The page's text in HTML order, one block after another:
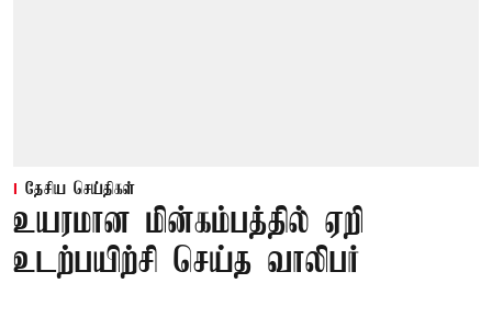
தேசிய செய்திகள்
உயரமான மின்கம்பத்தில் ஏறி
உடற்பயிற்சி செய்த வாலிபர்